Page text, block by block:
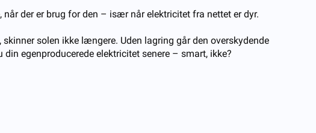
der er brug for den – især når elektricitet fra nettet er dyr.
solen ikke længere. Uden lagring går den overskydende
egenproducerede elektricitet senere – smart, ikke?